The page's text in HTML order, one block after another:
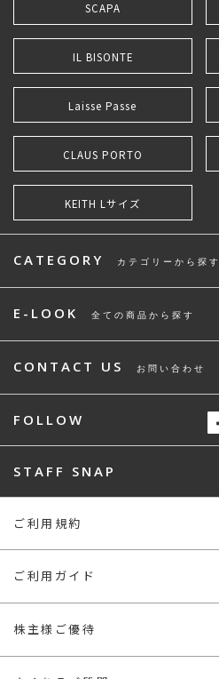
SCAPA
IL BISONTE
Laisse Passe
CLAUS PORTO
KEITH Lサイズ
CATEGORY カテゴリーから探す
E-LOOK 全ての商品から探す
CONTACT US お問い合わせ
FOLLOW
STAFF SNAP
ご利用規約
ご利用ガイド
株主様ご優待